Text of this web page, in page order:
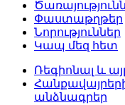
Փաստաթղթեր
Նորություններ
Կապ մեզ հետ
Ռեգիոնալ և
անձնագրեր